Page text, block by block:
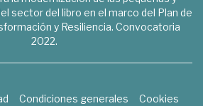
sector del libro en el marco del Plan de
y Resiliencia. Convocatoria
2022.
Condiciones generales
Cookies